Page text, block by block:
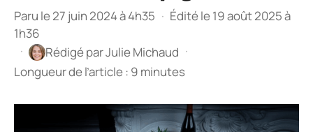
Paru le 27 juin 2024 à 4h35 · Édité le 19 août 2025 à
1h36
·
Rédigé parJulie Michaud ·
Longueur de l’article : 9 minutes